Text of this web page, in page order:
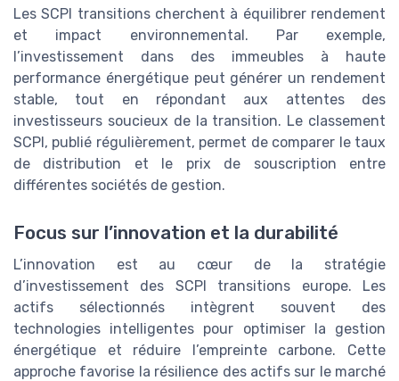
Les SCPI transitions cherchent à équilibrer rendement
et impact environnemental. Par exemple,
l’investissement dans des immeubles à haute
performance énergétique peut générer un rendement
stable, tout en répondant aux attentes des
investisseurs soucieux de la transition. Le classement
SCPI, publié régulièrement, permet de comparer le taux
de distribution et le prix de souscription entre
différentes sociétés de gestion.
Focus sur l’innovation et la durabilité
L’innovation est au cœur de la stratégie
d’investissement des SCPI transitions europe. Les
actifs sélectionnés intègrent souvent des
technologies intelligentes pour optimiser la gestion
énergétique et réduire l’empreinte carbone. Cette
approche favorise la résilience des actifs sur le marché